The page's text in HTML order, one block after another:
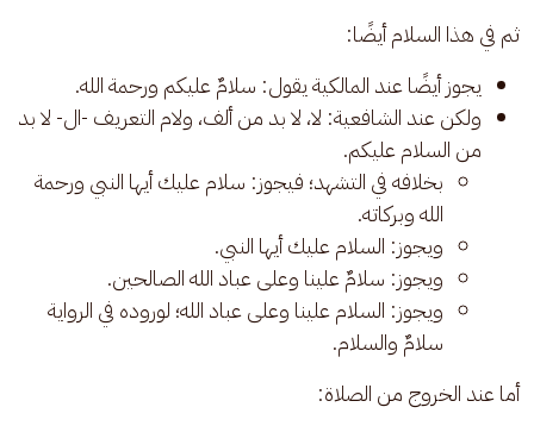
ثم في هذا السلام أيضًا:
يجوز أيضًا عند المالكية يقول: سلامٌ عليكم ورحمة الله.
ولكن عند الشافعية: لا، لا بد من ألف، ولام التعريف -ال- لا بد
من السلام عليكم.
بخلافه في التشهد؛ فيجوز: سلام عليك أيها النبي ورحمة
الله وبركاته.
ويجوز: السلام عليك أيها النبي.
ويجوز: سلامٌ علينا وعلى عباد الله الصالحين.
ويجوز: السلام علينا وعلى عباد الله؛ لوروده في الرواية
سلامٌ والسلام.
أما عند الخروج من الصلاة: